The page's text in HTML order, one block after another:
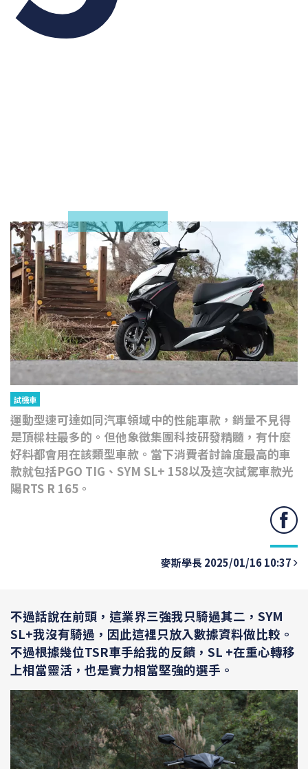
試機車
運動型速可達如同汽車領域中的性能車款，銷量不見得
是頂樑柱最多的。但他象徵集團科技研發精髓，有什麼
好料都會用在該類型車款。當下消費者討論度最高的車
款就包括PGO TIG、SYM SL+ 158以及這次試駕車款光
陽RTS R 165。
麥斯學長 2025/01/16 10:37
不過話說在前頭，這業界三強我只騎過其二，SYM
SL+我沒有騎過，因此這裡只放入數據資料做比較。
不過根據幾位TSR車手給我的反饋，SL +在重心轉移
上相當靈活，也是實力相當堅強的選手。